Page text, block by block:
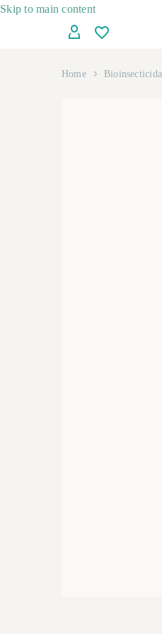
Skip to main content
Home Bioinsecticida